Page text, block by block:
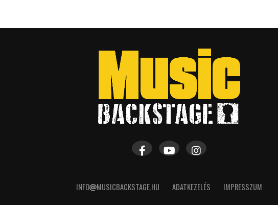
INFO MUSICBACKSTAGE.HU ADATKEZELÉS IMPRESSZUM